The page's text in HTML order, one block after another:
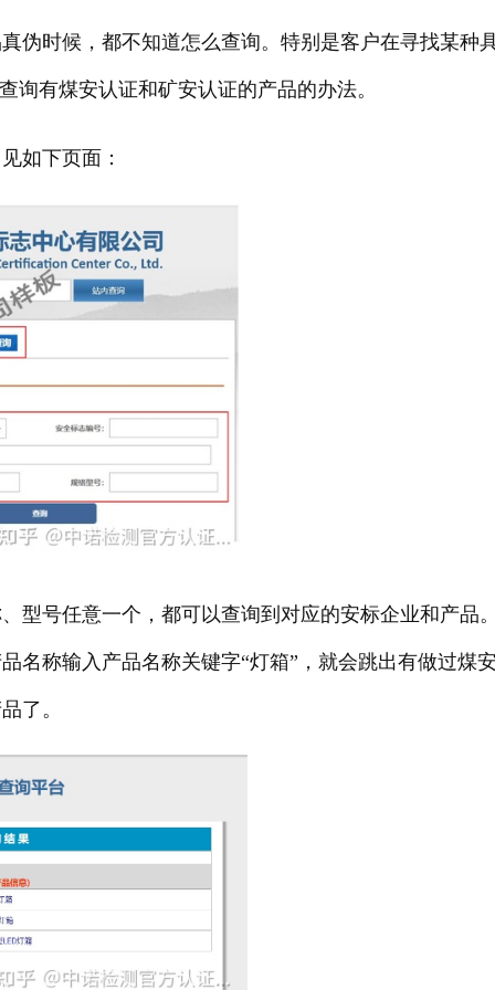
时候，都不知道怎么查询。特别是客户在寻找某种
询有煤安认证和矿安认证的产品的办法。
下页面：
型号任意一个，都可以查询到对应的安标企业和产品
名称输入产品名称关键字“灯箱”，就会跳出有做过
。